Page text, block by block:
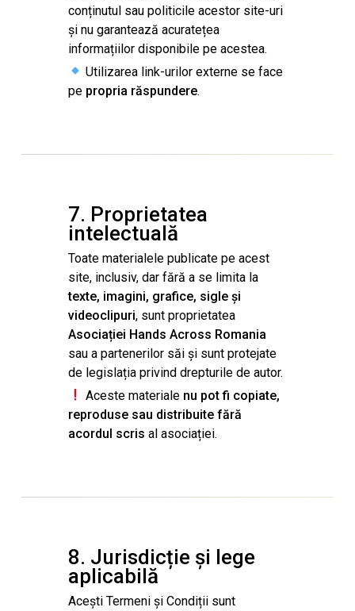
conținutul sau politicile acestor site-uri
și nu garantează acuratețea
informațiilor disponibile pe acestea.
Utilizarea link-urilor externe se face
pe propria răspundere.
7. Proprietatea
intelectuală
Toate materialele publicate pe acest
site, inclusiv, dar fără a se limita la
texte, imagini, grafice, sigle și
videoclipuri, sunt proprietatea
Asociației Hands Across Romania
sau a partenerilor săi și sunt protejate
de legislația privind drepturile de autor.
Aceste materiale nu pot fi copiate,
reproduse sau distribuite fără
acordul scris al asociației.
8. Jurisdicție și lege
aplicabilă
Acești Termeni și Condiții sunt